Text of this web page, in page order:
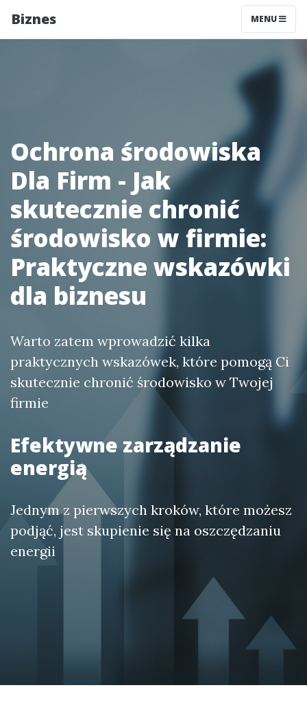
Biznes MENU
Ochrona środowiska
Dla Firm - Jak
skutecznie chronić
środowisko w firmie:
Praktyczne wskazówki
dla biznesu
Warto zatem wprowadzić kilka
praktycznych wskazówek, które pomogą Ci
skutecznie chronić środowisko w Twojej
firmie
Efektywne zarządzanie
energią
Jednym z pierwszych kroków, które możesz
podjąć, jest skupienie się na oszczędzaniu
energii